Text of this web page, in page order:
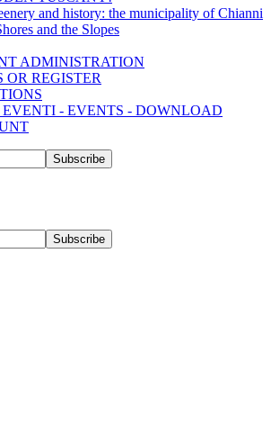
and history: the municipality of Chianni
and the Slopes
ADMINISTRATION
OR REGISTER
- EVENTS - DOWNLOAD
Subscribe
Subscribe